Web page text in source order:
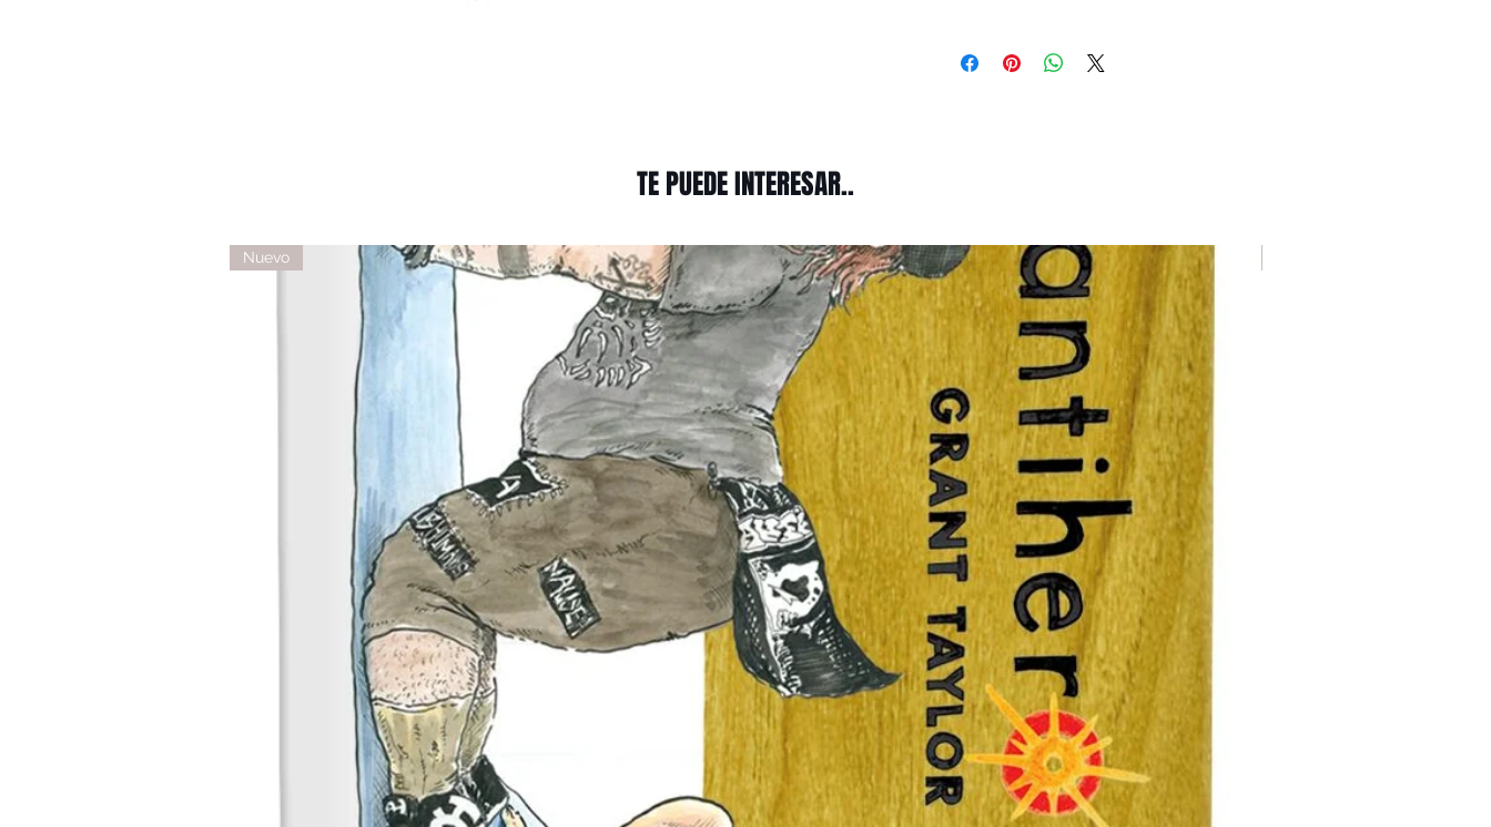
TE PUEDE INTERESAR..
Nuevo